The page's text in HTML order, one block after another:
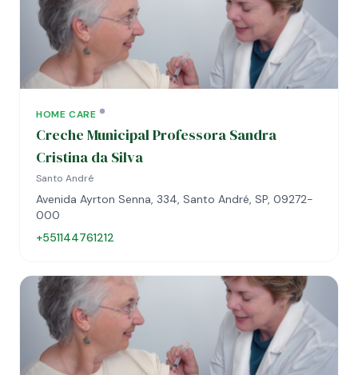
HOME CARE
Creche Municipal Professora Sandra
Cristina da Silva
Santo André
Avenida Ayrton Senna, 334, Santo André, SP, 09272-
000
+551144761212